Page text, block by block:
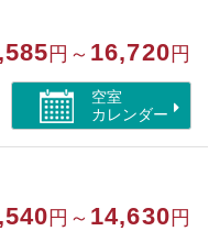
円～ 16,720 円
空室
カレンダー
円～ 14,630 円